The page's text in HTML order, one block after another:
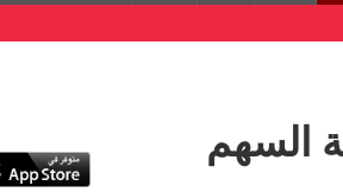
السهم